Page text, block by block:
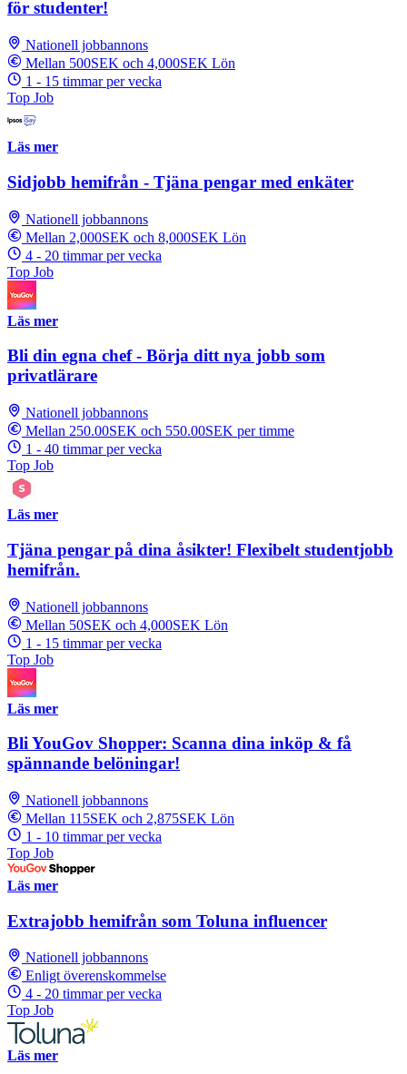
för studenter!
Nationell jobbannons
Mellan 500SEK och 4,000SEK Lön
1 - 15 timmar per vecka
Top Job
Läs mer
Sidjobb hemifrån - Tjäna pengar med enkäter
Nationell jobbannons
Mellan 2,000SEK och 8,000SEK Lön
4 - 20 timmar per vecka
Top Job
Läs mer
Bli din egna chef - Börja ditt nya jobb som
privatlärare
Nationell jobbannons
Mellan 250.00SEK och 550.00SEK per timme
1 - 40 timmar per vecka
Top Job
Läs mer
Tjäna pengar på dina åsikter! Flexibelt studentjobb
hemifrån.
Nationell jobbannons
Mellan 50SEK och 4,000SEK Lön
1 - 15 timmar per vecka
Top Job
Läs mer
Bli YouGov Shopper: Scanna dina inköp & få
spännande belöningar!
Nationell jobbannons
Mellan 115SEK och 2,875SEK Lön
1 - 10 timmar per vecka
Top Job
Läs mer
Extrajobb hemifrån som Toluna influencer
Nationell jobbannons
Enligt överenskommelse
4 - 20 timmar per vecka
Top Job
Läs mer